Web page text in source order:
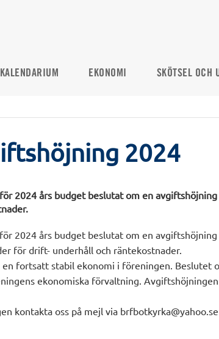
KALENDARIUM EKONOMI SKÖTSEL OCH
2024
2024 års budget beslutat om en
2024 års budget beslutat om en avgiftshöjning
för drift- underhåll och räntekostnader.
fortsatt stabil ekonomi i föreningen. Beslutet
ekonomiska förvaltning. Avgiftshöjningen
kontakta oss på mejl via brfbotkyrka@yahoo.se